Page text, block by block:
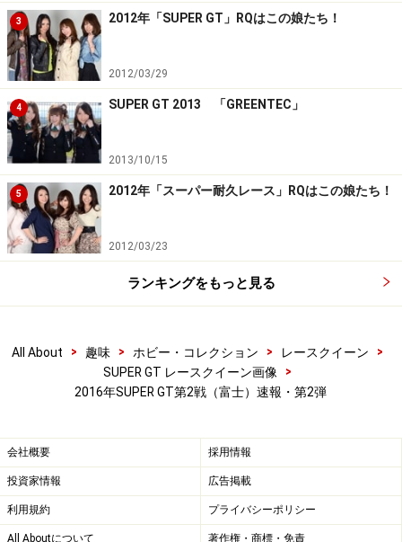
有馬奈那／PACIFIC FAIRIES
阿久津真央／PACIFIC FAIRI
村山久美／PACIFIC FAIRIES
3 2012年「SUPER GT」RQはこの娘たち！
2012/03/29
4 SUPER GT 2013 「GREENTEC」
2013/10/15
5 2012年「スーパー耐久レース」RQはこの娘たち！
2012/03/23
ランキングをもっと見る
All About > 趣味 > ホビー・コレクション > レースクイーン
>
SUPER GT レースクイーン画像
>
2016年SUPER GT第2戦（富士）速報・第2弾
会社概要 採用情報
投資家情報 広告掲載
利用規約 プライバシーポリシー
All Aboutについて 著作権・商標・免責